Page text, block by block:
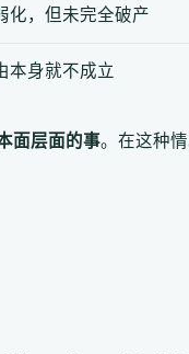
化，但未完全破产
本身就不成立
面层面的事。在这种